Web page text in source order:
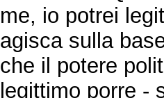
me, io potrei
agisca sulla
che il potere
legittimo porre -